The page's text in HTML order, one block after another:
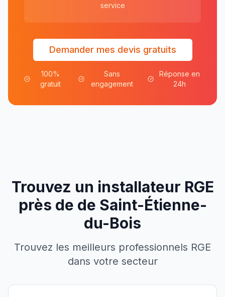
service
Demander mes devis gratuits
100%
gratuit
Sans
engagement
Réponse en
24h
Trouvez un installateur RGE
près de de Saint-Étienne-
du-Bois
Trouvez les meilleurs professionnels RGE
dans votre secteur